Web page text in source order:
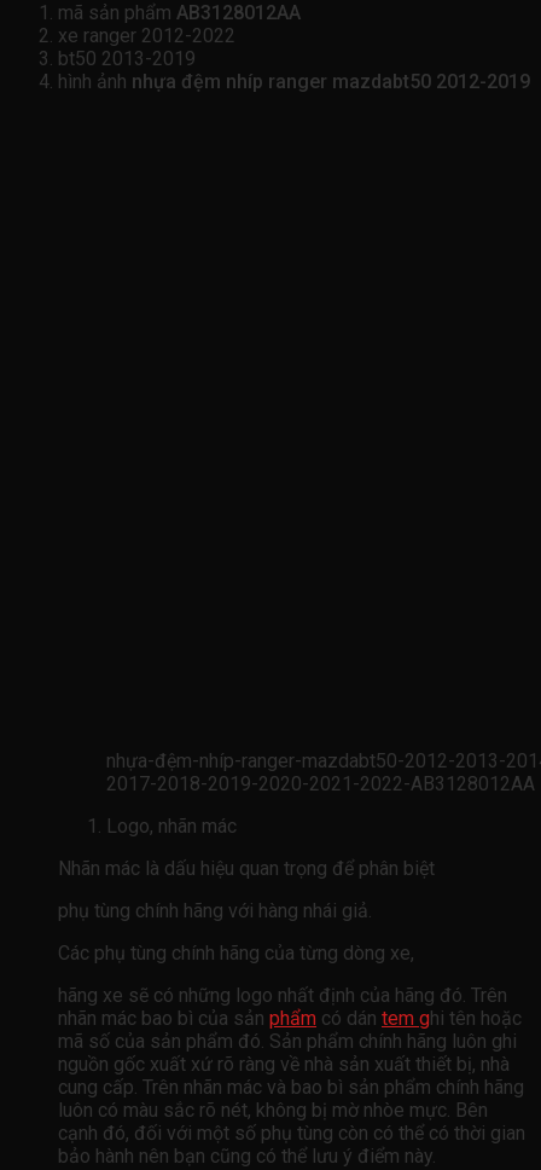
mã sản phẩm AB3128012AA
xe ranger 2012-2022
bt50 2013-2019
hình ảnh nhựa đệm nhíp ranger mazdabt50 2012-2019
nhựa-đệm-nhíp-ranger-mazdabt50-2012-2013-
2017-2018-2019-2020-2021-2022-AB3128012AA
Logo, nhãn mác
Nhãn mác là dấu hiệu quan trọng để phân biệt
phụ tùng chính hãng với hàng nhái giả.
Các phụ tùng chính hãng của từng dòng xe,
hãng xe sẽ có những logo nhất định của hãng đó. Trên
nhãn mác bao bì của sản phẩm có dán tem ghi tên hoặc
mã số của sản phẩm đó. Sản phẩm chính hãng luôn ghi
nguồn gốc xuất xứ rõ ràng về nhà sản xuất thiết bị, nhà
cung cấp. Trên nhãn mác và bao bì sản phẩm chính hãng
luôn có màu sắc rõ nét, không bị mờ nhòe mực. Bên
cạnh đó, đối với một số phụ tùng còn có thể có thời gian
bảo hành nên bạn cũng có thể lưu ý điểm này.